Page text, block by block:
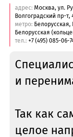
адрес: Москва, ул.
Волгоградский пр-т,
метро:
Белорусская
тел.: +7 (495) 085-06-
и
Так как
целое